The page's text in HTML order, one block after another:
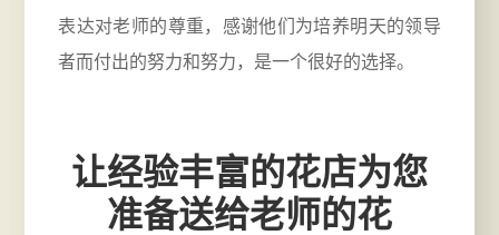
表达对老师的尊重，感谢他们为培养明天的领导
者而付出的努力和努力，是一个很好的选择。
让经验丰富的花店为您
准备送给老师的花